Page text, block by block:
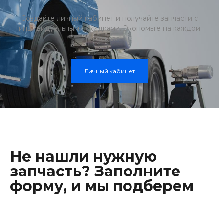
Создайте личный кабинет и получайте запчасти с
индивидуальными скидками. Экономьте на каждом
заказе!
Личный кабинет
Не нашли нужную
запчасть? Заполните
форму, и мы подберем